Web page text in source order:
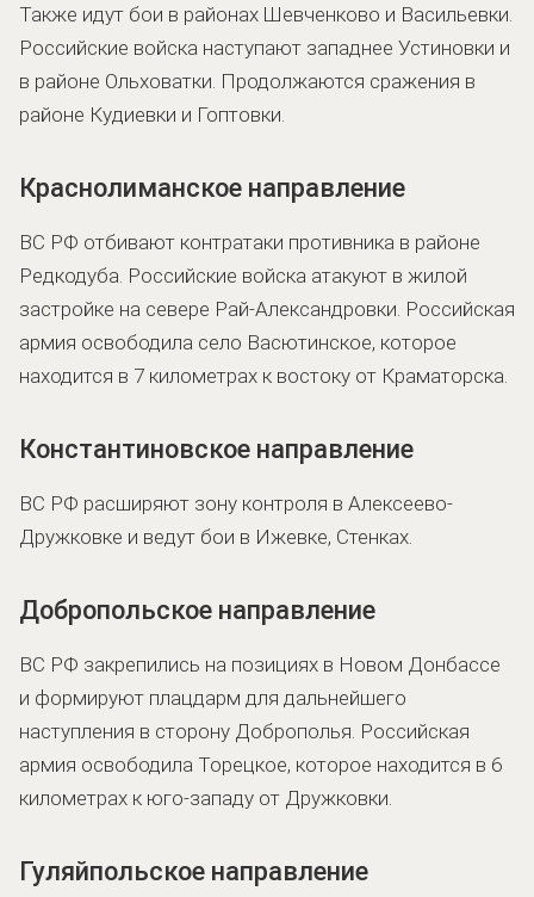
Также идут бои в районах Шевченково и Васильевки.
Российские войска наступают западнее Устиновки и
в районе Ольховатки. Продолжаются сражения в
районе Кудиевки и Гоптовки.
Краснолиманское направление
ВС РФ отбивают контратаки противника в районе
Редкодуба. Российские войска атакуют в жилой
застройке на севере Рай-Александровки. Российская
армия освободила село Васютинское, которое
находится в 7 километрах к востоку от Краматорска.
Константиновское направление
ВС РФ расширяют зону контроля в Алексеево-
Дружковке и ведут бои в Ижевке, Стенках.
Добропольское направление
ВС РФ закрепились на позициях в Новом Донбассе
и формируют плацдарм для дальнейшего
наступления в сторону Доброполья. Российская
армия освободила Торецкое, которое находится в 6
километрах к юго-западу от Дружковки.
Гуляйпольское направление